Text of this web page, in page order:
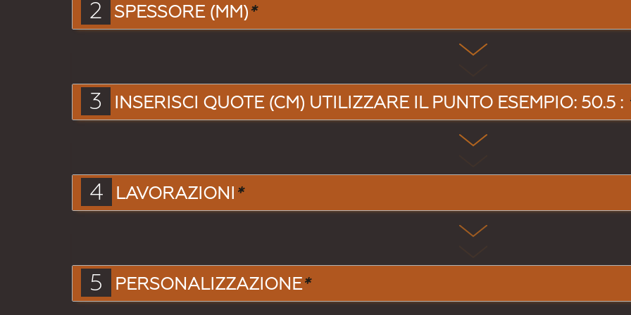
2 SPESSORE (MM)*
3 INSERISCI QUOTE (CM) UTILIZZARE IL PUNTO ESEMPIO: 50.5 :
4 LAVORAZIONI *
5 PERSONALIZZAZIONE*